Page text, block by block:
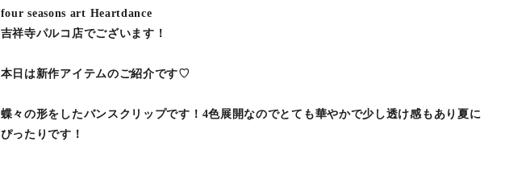
four seasons art Heartdance
吉祥寺パルコ店でございます！
本日は新作アイテムのご紹介です♡
蝶々の形をしたバンスクリップです！4色展開なのでとても華やかで少し透け感もあり夏に
ぴったりです！